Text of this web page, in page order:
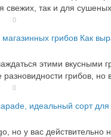
свежих, так и для сушеных.
0
этими
грибов,
0
но у вас действительно